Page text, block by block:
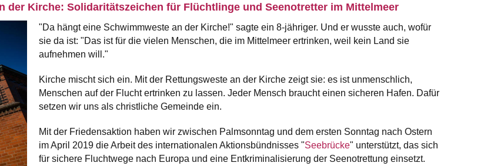
der Kirche: Solidaritätszeichen für Flüchtlinge und Seenotretter im Mittelmeer
"Da hängt eine Schwimmweste an der Kirche!" sagte ein 8-jähriger. Und er wusste auch, wofür
sie da ist: "Das ist für die vielen Menschen, die im Mittelmeer ertrinken, weil kein Land sie
aufnehmen will."
Kirche mischt sich ein. Mit der Rettungsweste an der Kirche zeigt sie: es ist unmenschlich,
Menschen auf der Flucht ertrinken zu lassen. Jeder Mensch braucht einen sicheren Hafen. Dafür
setzen wir uns als christliche Gemeinde ein.
Mit der Friedensaktion haben wir zwischen Palmsonntag und dem ersten Sonntag nach Ostern
im April 2019 die Arbeit des internationalen Aktionsbündnisses "Seebrücke" unterstützt, das sich
für sichere Fluchtwege nach Europa und eine Entkriminalisierung der Seenotrettung einsetzt.